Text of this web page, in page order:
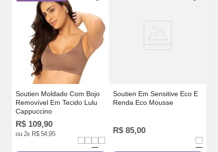
Soutien Moldado Com Bojo
Removível Em Tecido Lulu
Cappuccino
R$ 109,90
ou 2x R$ 54, 95
Soutien Em Sensitive Eco E
Renda Eco Mousse
R$ 85,00